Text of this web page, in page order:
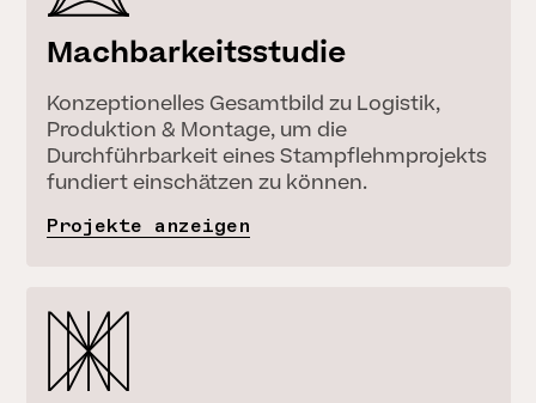
Machbarkeitsstudie
Konzeptionelles Gesamtbild zu Logistik,
Produktion & Montage, um die
Durchführbarkeit eines Stampflehmprojekts
fundiert einschätzen zu können.
Projekte anzeigen